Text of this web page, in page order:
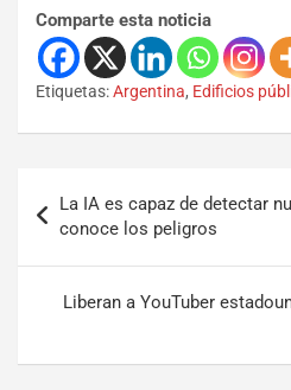
Comparte esta noticia
Etiquetas:Argentina, Edificios
La IA es capaz de detectar
conoce los peligros
Liberan a YouTuber